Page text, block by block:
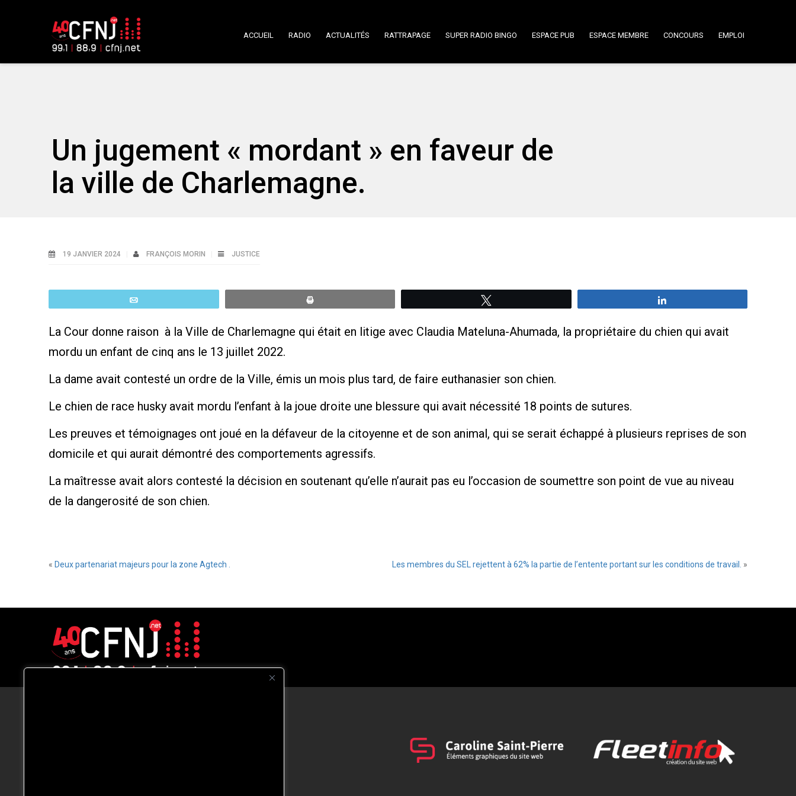
ACCUEIL RADIO ACTUALITÉS RATTRAPAGE SUPER RADIO BINGO ESPACE PUB ESPACE MEMBRE CONCOURS EMPLOI
Un jugement « mordant » en faveur de
la ville de Charlemagne.
19 JANVIER 2024 FRANÇOIS MORIN JUSTICE
La Cour donne raison à la Ville de Charlemagne qui était en litige avec Claudia Mateluna-Ahumada, la propriétaire du chien qui avait
mordu un enfant de cinq ans le 13 juillet 2022.
La dame avait contesté un ordre de la Ville, émis un mois plus tard, de faire euthanasier son chien.
Le chien de race husky avait mordu l’enfant à la joue droite une blessure qui avait nécessité 18 points de sutures.
Les preuves et témoignages ont joué en la défaveur de la citoyenne et de son animal, qui se serait échappé à plusieurs reprises de son
domicile et qui aurait démontré des comportements agressifs.
La maîtresse avait alors contesté la décision en soutenant qu’elle n’aurait pas eu l’occasion de soumettre son point de vue au niveau
de la dangerosité de son chien.
« Deux partenariat majeurs pour la zone Agtech . Les membres du SEL rejettent à 62% la partie de l’entente portant sur les conditions de travail. »